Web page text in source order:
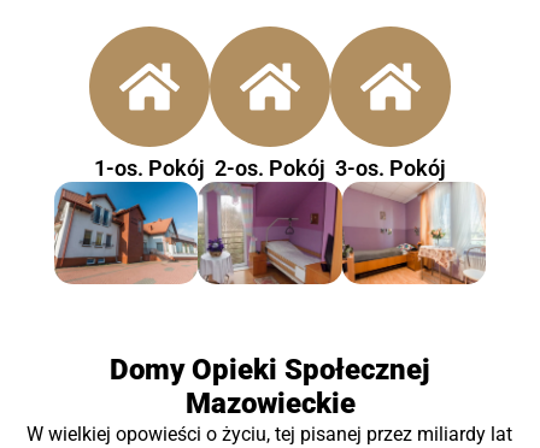
1-os. Pokój 2-os. Pokój 3-os. Pokój
Domy Opieki Społecznej
Mazowieckie
W wielkiej opowieści o życiu, tej pisanej przez miliardy lat